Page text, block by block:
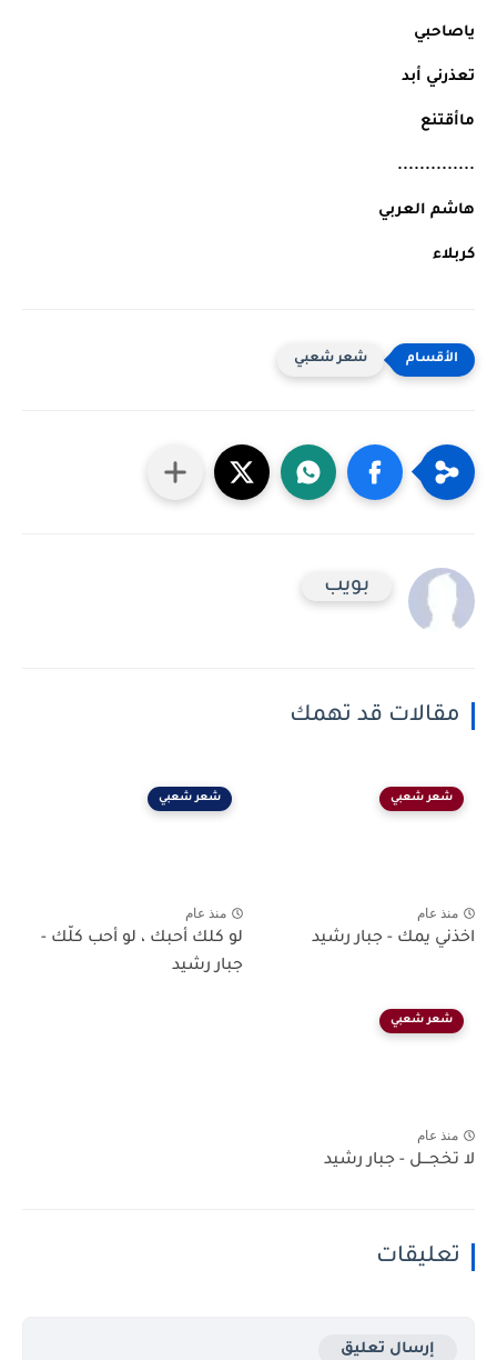
ياصاحبي
تعذرني أبد
ماأقتنع
..............
هاشم العربي
كربلاء
شعر شعبي
بويب
مقالات قد تهمك
شعر شعبي
منذ عام
اخذني يمك - جبار رشيد
شعر شعبي
منذ عام
لو كلك أحبك ، لو أحب كلّك -
جبار رشيد
شعر شعبي
منذ عام
لا تخجـــل - جبار رشيد
تعليقات
إرسال تعليق